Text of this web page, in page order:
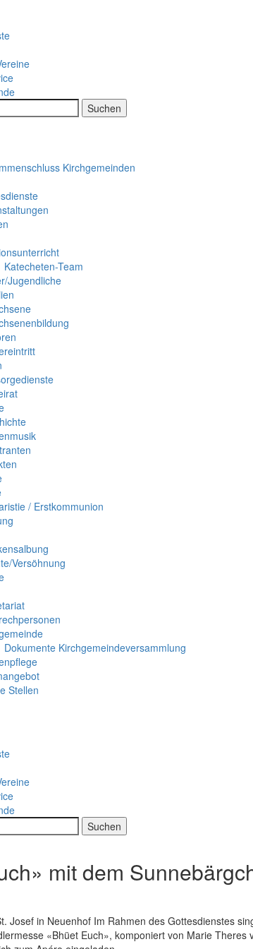
Kirchgemeinden
Katecheten-Team
Jugendliche
/ Erstkommunion
Versöhnung
Dokumente Kirchgemeindeversammlung
Stellen
mit dem
Josef in Neuenhof Im Rahmen des Gottesdienstes
«Bhüet Euch», komponiert von Marie Theres